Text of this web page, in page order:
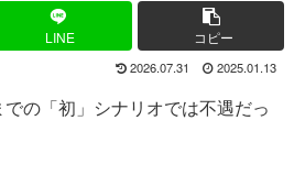
LINE コピー
2026.07.31 2025.01.13
の「初」シナリオでは不遇だっ